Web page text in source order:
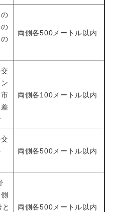
両側各500メートル以内
両側各100メートル以内
両側各500メートル以内
両側各500メートル以内